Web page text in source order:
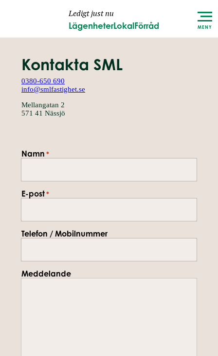
Ledigt just nu
LägenheterLokalFörråd MENY
Kontakta SML
0380-650 690
info@smlfastighet.se
Mellangatan 2
571 41 Nässjö
Namn *
E-post *
Telefon / Mobilnummer
Meddelande